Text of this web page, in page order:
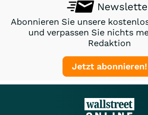
Abonnieren Sie unsere
und verpassen Sie nichts
Redaktion
Jetzt abonnieren!